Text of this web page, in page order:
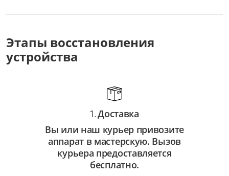
Этапы восстановления
устройства
1.Доставка
Вы или наш курьер привозите
аппарат в мастерскую. Вызов
курьера предоставляется
бесплатно.